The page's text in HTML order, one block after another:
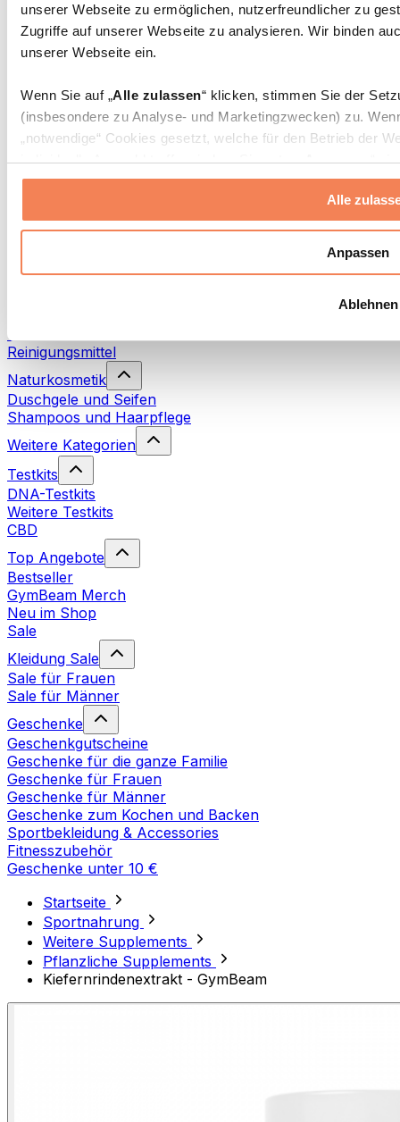
unserer Webseite zu ermöglichen, nutzerfreundlicher zu
Zugriffe auf unserer Webseite zu analysieren. Wir binden
unserer Webseite ein.
Wenn Sie auf „Alle zulassen“ klicken, stimmen Sie der
(insbesondere zu Analyse- und Marketingzwecken) zu.
„notwendige“ Cookies gesetzt, welche für den Betrieb der
individuelle Auswahl treffen, indem Sie unter „Anpassen“
erlauben“ klicken.
Weitere Informationen über die Verarbeitung Ihrer Daten
Datenschutzerklärung
Alle
Anpassen
Ablehnen
Taschen & Rucksäcke
Essenstaschen und Meal-Prep-Zubehör
Sporttaschen
Zubehör nach Aktivität
Laufen
Kampfsport
Yoga & Pilates
Wandern
Rotlichttherapie
Waschmittel
Reinigungsmittel
Naturkosmetik
Duschgele und Seifen
Shampoos und Haarpflege
Weitere Kategorien
Testkits
DNA-Testkits
Weitere Testkits
CBD
Top Angebote
Bestseller
GymBeam Merch
Neu im Shop
Sale
Kleidung Sale
Sale für Frauen
Sale für Männer
Geschenke
Geschenkgutscheine
Geschenke für die ganze Familie
Geschenke für Frauen
Geschenke für Männer
Geschenke zum Kochen und Backen
Sportbekleidung & Accessories
Fitnesszubehör
Geschenke unter 10 €
Startseite
Sportnahrung
Weitere Supplements
Pflanzliche Supplements
Kiefernrindenextrakt - GymBeam